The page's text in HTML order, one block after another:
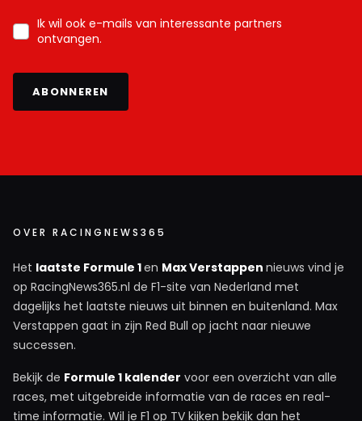
Ik wil ook e-mails van interessante partners
ontvangen.
ABONNEREN
OVER RACINGNEWS365
Het laatste Formule 1en Max Verstappen nieuws vind je
op RacingNews365.nl de F1-site van Nederland met
dagelijks het laatste nieuws uit binnen en buitenland. Max
Verstappen gaat in zijn Red Bull op jacht naar nieuwe
successen.
Bekijk de Formule 1 kalender voor een overzicht van alle
races, met uitgebreide informatie van de races en real-
time informatie. Wil je F1 op TV kijken bekijk dan het